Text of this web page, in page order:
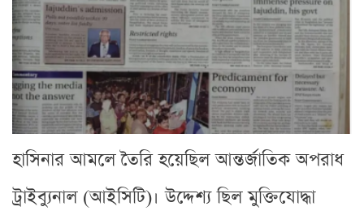
হাসিনার আমলে তৈরি হয়েছিল আন্তর্জাতিক অপরাধ
ট্রাইব্যুনাল (আইসিটি)। উদ্দেশ্য ছিল মুক্তিযোদ্ধা